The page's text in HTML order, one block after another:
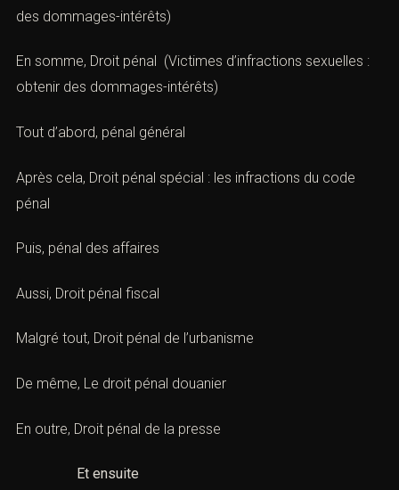
des dommages-intérêts)
En somme, Droit pénal
(Victimes d’infractions sexuelles :
obtenir des dommages-intérêts)
Tout d’abord, pénal général
Après cela, Droit pénal spécial : les infractions du code
pénal
Puis, pénal des affaires
Aussi, Droit pénal fiscal
Malgré tout, Droit pénal de l’urbanisme
De même, Le droit pénal douanier
En outre, Droit pénal de la presse
Et ensuite